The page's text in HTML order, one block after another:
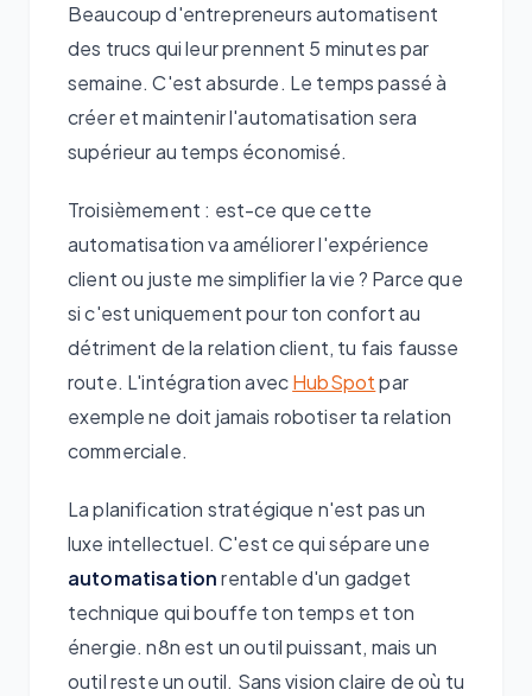
Beaucoup d'entrepreneurs automatisent
des trucs qui leur prennent 5 minutes par
semaine. C'est absurde. Le temps passé à
créer et maintenir l'automatisation sera
supérieur au temps économisé.
Troisièmement : est-ce que cette
automatisation va améliorer l'expérience
client ou juste me simplifier la vie ? Parce que
si c'est uniquement pour ton confort au
détriment de la relation client, tu fais fausse
route. L'intégration avecHubSpotpar
exemple ne doit jamais robotiser ta relation
commerciale.
La planification stratégique n'est pas un
luxe intellectuel. C'est ce qui sépare une
automatisationrentable d'un gadget
technique qui bouffe ton temps et ton
énergie. n8n est un outil puissant, mais un
outil reste un outil. Sans vision claire de où tu